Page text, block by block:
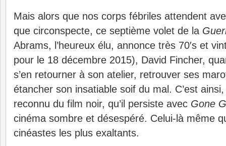
Mais alors que nos corps fébriles attendent
que circonspecte, ce septième volet de la
Abrams, l’heureux élu, annonce très 70′s et
pour le 18 décembre 2015), David Fincher,
s’en retourner à son atelier, retrouver ses
étancher son insatiable soif du mal. C’est
reconnu du film noir, qu’il persiste avec Gone
cinéma sombre et désespéré. Celui-là même
cinéastes les plus exaltants.